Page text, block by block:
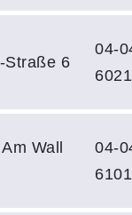
Straße 6
04-
6021
Wall
04-
6101